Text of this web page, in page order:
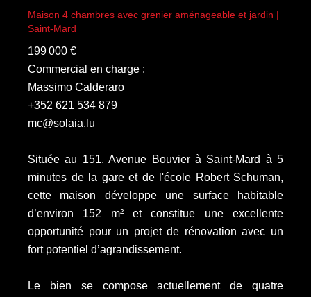
Maison 4 chambres avec grenier aménageable et jardin |
Saint-Mard
199 000 €
Commercial en charge :
Massimo Calderaro
+352 621 534 879
mc@solaia.lu
Située au 151, Avenue Bouvier à Saint-Mard à 5
minutes de la gare et de l'école Robert Schuman,
cette maison développe une surface habitable
d’environ 152 m² et constitue une excellente
opportunité pour un projet de rénovation avec un
fort potentiel d’agrandissement.
Le bien se compose actuellement de quatre